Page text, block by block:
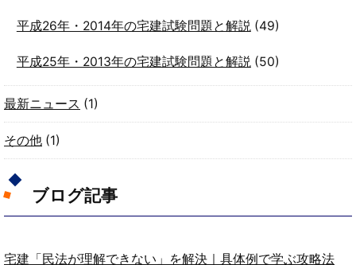
平成26年・2014年の宅建試験問題と解説(49)
平成25年・2013年の宅建試験問題と解説(50)
最新ニュース (1)
その他 (1)
ブログ記事
宅建「民法が理解できない」を解決｜具体例で学ぶ攻略法